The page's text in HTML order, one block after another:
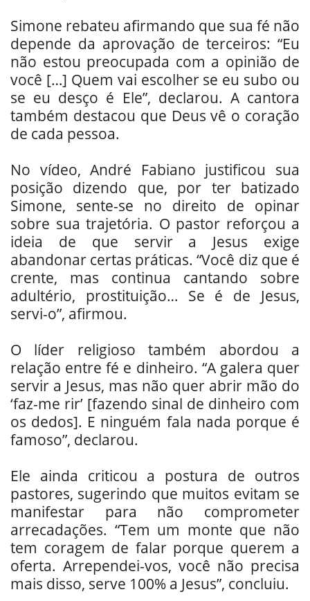
Simone rebateu afirmando que sua fé não
depende da aprovação de terceiros: “Eu
não estou preocupada com a opinião de
você […] Quem vai escolher se eu subo ou
se eu desço é Ele”, declarou. A cantora
também destacou que Deus vê o coração
de cada pessoa.
No vídeo, André Fabiano justificou sua
posição dizendo que, por ter batizado
Simone, sente-se no direito de opinar
sobre sua trajetória. O pastor reforçou a
ideia de que servir a Jesus exige
abandonar certas práticas. “Você diz que é
crente, mas continua cantando sobre
adultério, prostituição… Se é de Jesus,
servi-o”, afirmou.
O líder religioso também abordou a
relação entre fé e dinheiro. “A galera quer
servir a Jesus, mas não quer abrir mão do
‘faz-me rir’ [fazendo sinal de dinheiro com
os dedos]. E ninguém fala nada porque é
famoso”, declarou.
Ele ainda criticou a postura de outros
pastores, sugerindo que muitos evitam se
manifestar para não comprometer
arrecadações. “Tem um monte que não
tem coragem de falar porque querem a
oferta. Arrependei-vos, você não precisa
mais disso, serve 100% a Jesus”, concluiu.